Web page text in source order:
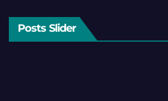
Posts Slider